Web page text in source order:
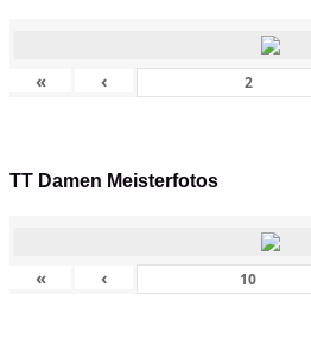
« ‹
TT Damen Meisterfotos
« ‹